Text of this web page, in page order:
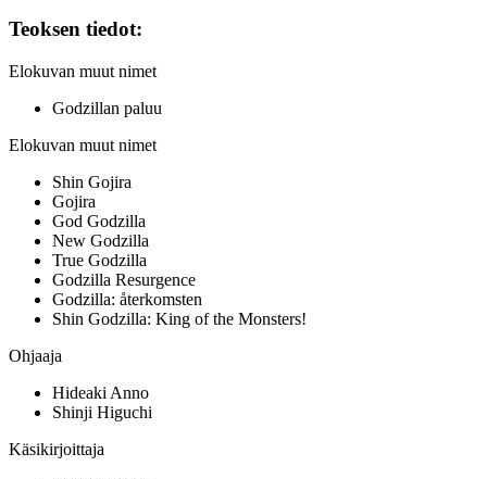
Teoksen tiedot:
Elokuvan muut nimet
Godzillan paluu
Elokuvan muut nimet
Shin Gojira
Gojira
God Godzilla
New Godzilla
True Godzilla
Godzilla Resurgence
Godzilla: återkomsten
Shin Godzilla: King of the Monsters!
Ohjaaja
Hideaki Anno
Shinji Higuchi
Käsikirjoittaja